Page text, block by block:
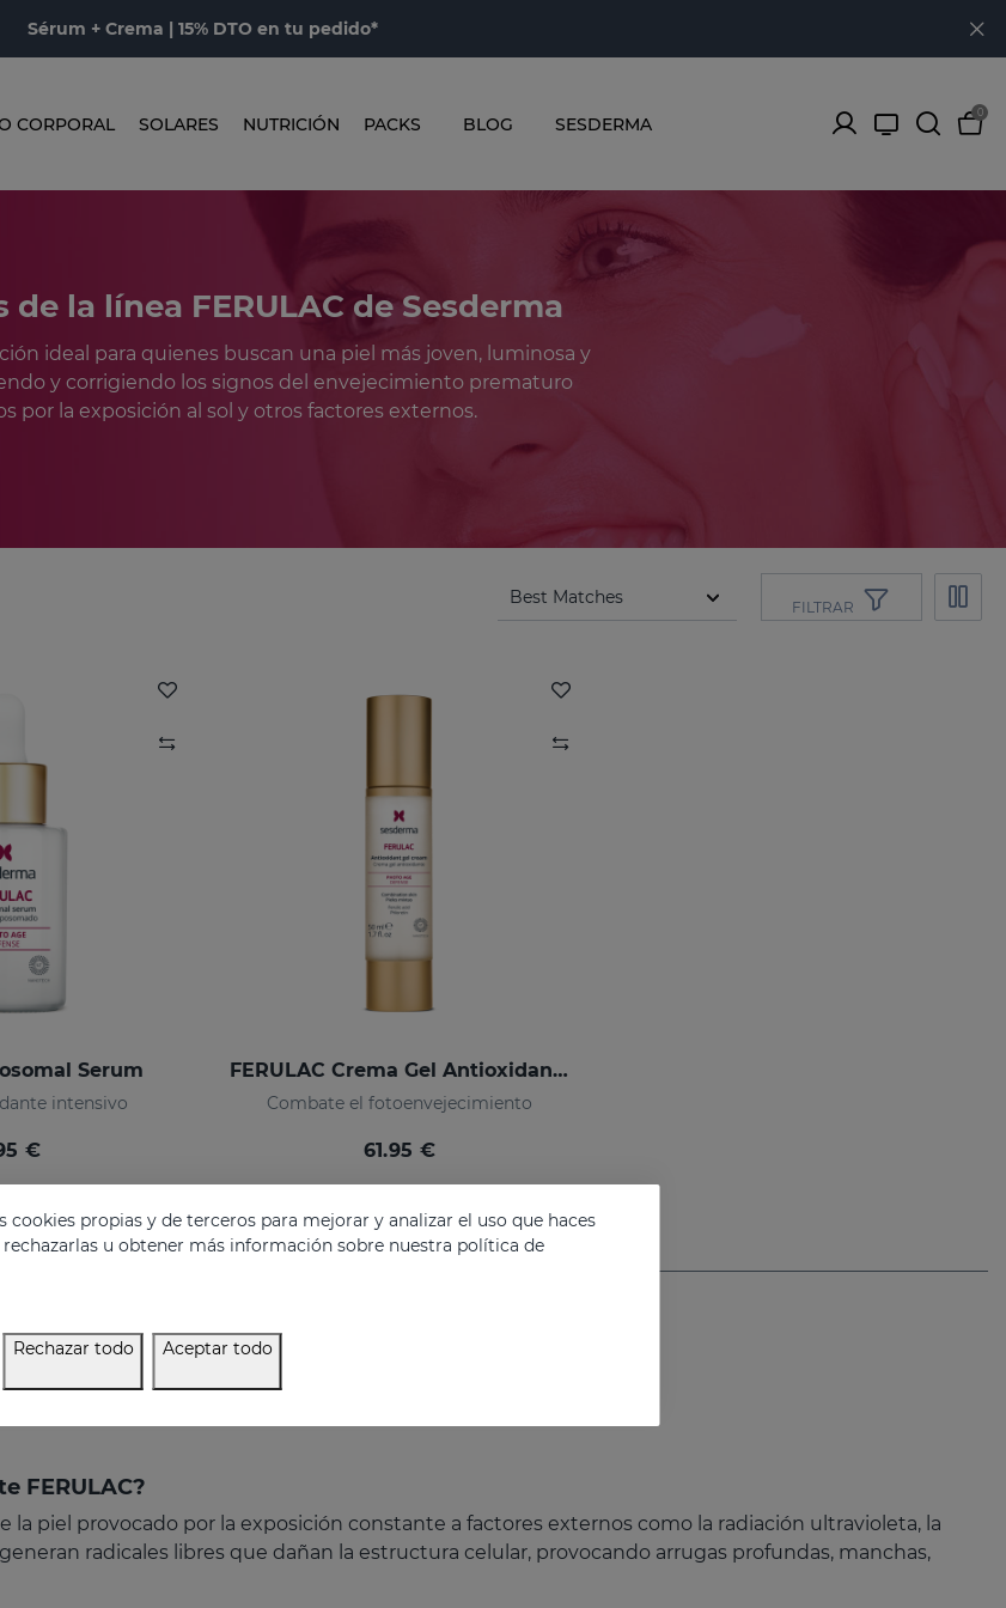
Sérum + Crema | 15% DTO en tu pedido*
CORPORAL SOLARES NUTRICIÓN PACKS BLOG SESDERMA
0
de la línea FERULAC de Sesderma
ideal para quienes buscan una piel más joven, luminosa y
y corrigiendo los signos del envejecimiento prematuro
​​por la exposición al sol y otros factores externos.
FILTRAR
Serum
intensivo
€
FERULAC Crema Gel Antioxidante
Combate el fotoenvejecimiento
61.95 €
FERULAC?
piel provocado por la exposición constante a factores externos como la radiación ultravioleta, la
radicales libres que dañan la estructura celular, provocando arrugas profundas, manchas,
cookies propias y de terceros para mejorar y analizar el uso que haces
u obtener más información sobre nuestra política de
Rechazar todo Aceptar todo